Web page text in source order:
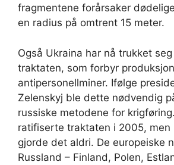
fragmentene forårsaker
en radius på omtrent 15 meter.
Også Ukraina har nå trukket
traktaten, som forbyr
antipersonellminer. Ifølge
Zelenskyj ble dette nødvendig
russiske metodene for
ratifiserte traktaten i 2005, men
gjorde det aldri. De europeiske
Russland – Finland, Polen,